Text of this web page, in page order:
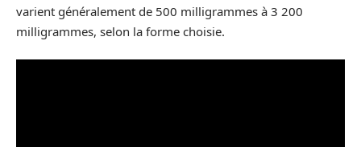
varient généralement de 500 milligrammes à 3 200
milligrammes, selon la forme choisie.